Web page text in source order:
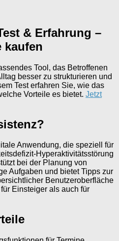
& Erfahrung –
kaufen
Tool, das Betroffenen
besser zu strukturieren und
Test erfahren Sie, wie das
Vorteile es bietet. Jetzt
Anwendung, die speziell für
Hyperaktivitätsstörung
bei der Planung von
Aufgaben und bietet Tipps zur
Benutzeroberfläche
Einsteiger als auch für